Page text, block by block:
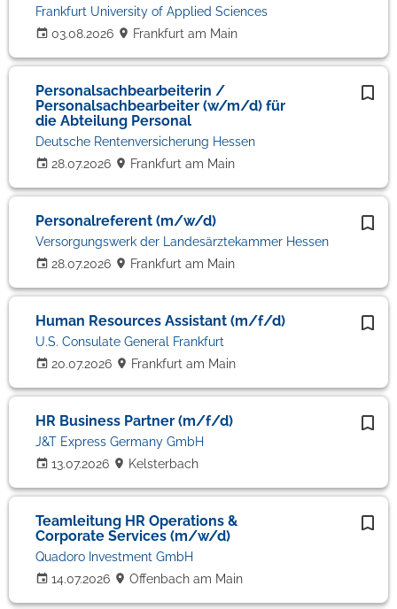
03.08.2026
Frankfurt University of Applied Sciences
Frankfurt am Main
Personalsachbearbeiterin /
Personalsachbearbeiter (w/m/d) für
die Abteilung Personal
28.07.2026
Deutsche Rentenversicherung Hessen
Frankfurt am Main
Personalreferent (m/w/d)
28.07.2026
Versorgungswerk der Landesärztekammer Hessen
Frankfurt am Main
Human Resources Assistant (m/f/d)
20.07.2026
U.S. Consulate General Frankfurt
Frankfurt am Main
HR Business Partner (m/f/d)
13.07.2026
J&T Express Germany GmbH
Kelsterbach
Teamleitung HR Operations &
Corporate Services (m/w/d)
14.07.2026
Quadoro Investment GmbH
Offenbach am Main